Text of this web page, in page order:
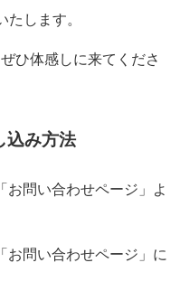
たします。
ひ体感しに来てくださ
込み方法
お問い合わせページ」よ
お問い合わせページ」に